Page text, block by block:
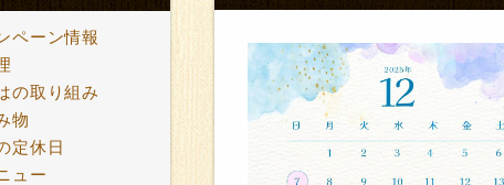
ペーン情報
の取り組み
物
定休日
ュー